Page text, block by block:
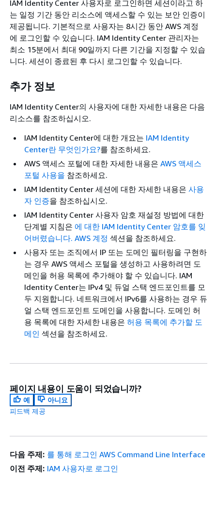
IAM Identity Center 사용자로 로그인하면 세션이라고 하
는 일정 기간 동안 리소스에 액세스할 수 있는 보안 인증이
제공됩니다. 기본적으로 사용자는 8시간 동안 AWS 계정
에 로그인할 수 있습니다. IAM Identity Center 관리자는
최소 15분에서 최대 90일까지 다른 기간을 지정할 수 있습
니다. 세션이 종료된 후 다시 로그인할 수 있습니다.
추가 정보
IAM Identity Center의 사용자에 대한 자세한 내용은 다음
리소스를 참조하십시오.
IAM Identity Center에 대한 개요는 IAM Identity
Center란 무엇인가요?를 참조하세요.
AWS 액세스 포털에 대한 자세한 내용은 AWS 액세스
포털 사용을 참조하세요.
IAM Identity Center 세션에 대한 자세한 내용은 사용
자 인증을 참조하십시오.
IAM Identity Center 사용자 암호 재설정 방법에 대한
단계별 지침은 에 대한 IAM Identity Center 암호를 잊
어버렸습니다. AWS 계정 섹션을 참조하세요.
사용자 또는 조직에서 IP 또는 도메인 필터링을 구현하
는 경우 AWS 액세스 포털을 생성하고 사용하려면 도
메인을 허용 목록에 추가해야 할 수 있습니다. IAM
Identity Center는 IPv4 및 듀얼 스택 엔드포인트를 모
두 지원합니다. 네트워크에서 IPv6를 사용하는 경우 듀
얼 스택 엔드포인트 도메인을 사용합니다. 도메인 허
용 목록에 대한 자세한 내용은 허용 목록에 추가할 도
메인 섹션을 참조하세요.
페이지 내용이 도움이 되었습니까?
예
아니요
피드백 제공
다음 주제: 를 통해 로그인 AWS Command Line Interface
이전 주제: IAM 사용자로 로그인